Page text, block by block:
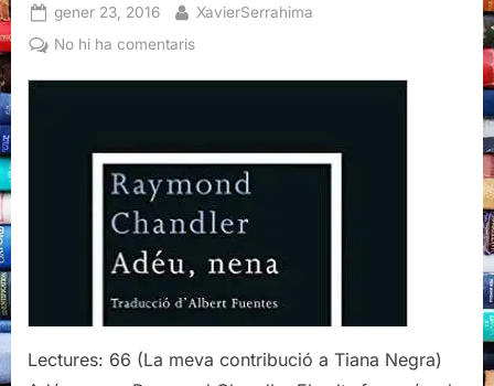
Posted
on
gener 23, 2016 By
XavierSerrahima
No hi ha comentarisa
Lectures: 66 (La meva contribució a Tiana Negra)